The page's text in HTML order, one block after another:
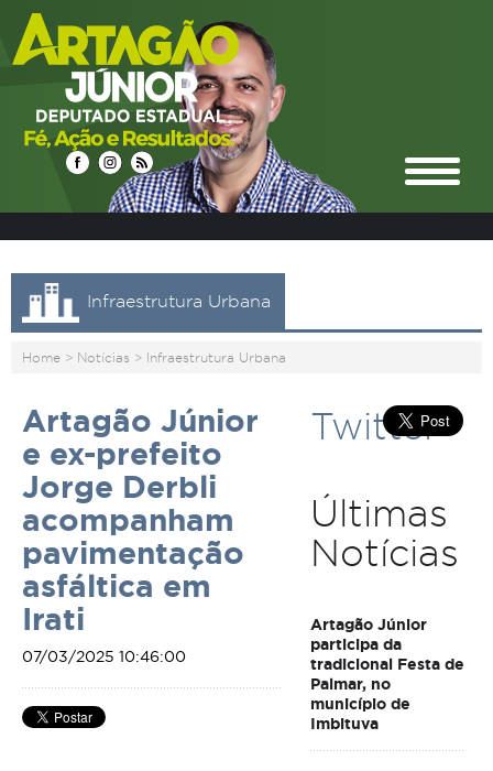
Infraestrutura Urbana
Home > Notícias > Infraestrutura Urbana
Artagão Júnior
e ex-prefeito
Jorge Derbli
acompanham
pavimentação
asfáltica em
Irati
07/03/2025 10:46:00
Twitter
Últimas
Notícias
Artagão Júnior
participa da
tradicional Festa de
Palmar, no
município de
Imbituva